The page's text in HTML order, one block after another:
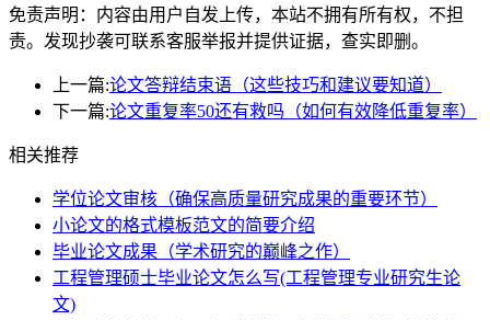
免责声明：内容由用户自发上传，本站不拥有所有权，不担
责。发现抄袭可联系客服举报并提供证据，查实即删。
上一篇:论文答辩结束语（这些技巧和建议要知道）
下一篇:论文重复率50还有救吗（如何有效降低重复率）
相关推荐
学位论文审核（确保高质量研究成果的重要环节）
小论文的格式模板范文的简要介绍
毕业论文成果（学术研究的巅峰之作）
工程管理硕士毕业论文怎么写(工程管理专业研究生论
文)